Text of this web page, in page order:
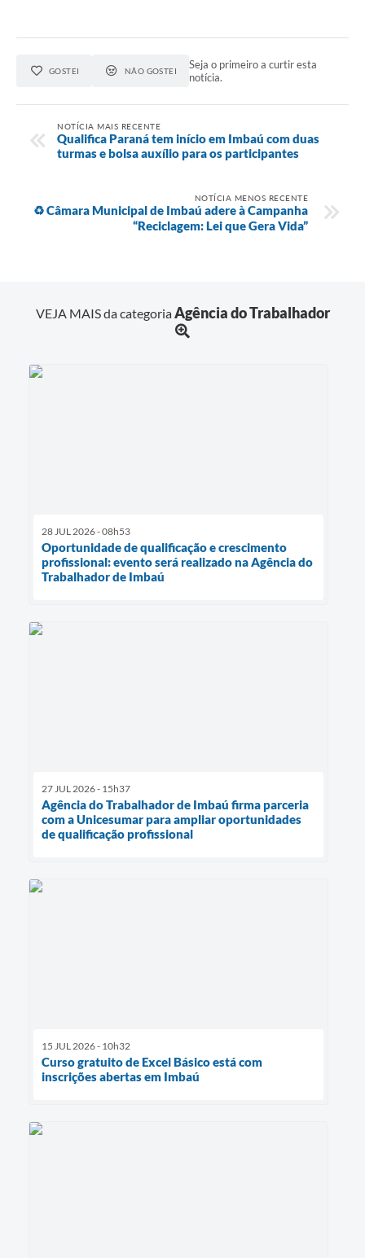
GOSTEI NÃO GOSTEI
Seja o primeiro a curtir esta
notícia.
NOTÍCIA MAIS RECENTE
Qualifica Paraná tem início em Imbaú com duas
turmas e bolsa auxílio para os participantes
NOTÍCIA MENOS RECENTE
♻️ Câmara Municipal de Imbaú adere à Campanha
“Reciclagem: Lei que Gera Vida”
VEJA MAIS da categoriaAgência do Trabalhador
28 JUL 2026 - 08h53
Oportunidade de qualificação e crescimento
profissional: evento será realizado na Agência do
Trabalhador de Imbaú
27 JUL 2026 - 15h37
Agência do Trabalhador de Imbaú firma parceria
com a Unicesumar para ampliar oportunidades
de qualificação profissional
15 JUL 2026 - 10h32
Curso gratuito de Excel Básico está com
inscrições abertas em Imbaú